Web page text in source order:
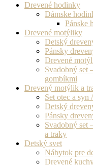
Drevené hodinky
Dámske
Pánske
Drevené motýliky
Detský
Pánsky
Drevené
Svadobný set
gombíkmi
Drevený motýlik a
Set otec a
Detský
Pánsky
Svadobný set
a traky
Detský svet
Nábytok pre
Drevené